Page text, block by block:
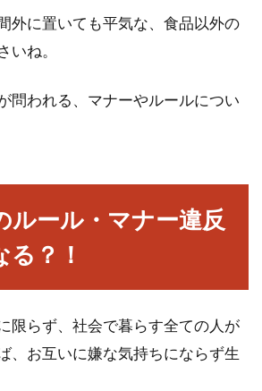
防音効果がある？！
プは販売され...
家賃収入を確定申告していないなら
不動産を人に貸して、家賃収入を得ている方
が、希に確定申告をしていないと耳にすること
外に置いても平気な、食品以外の
いね。
問われる、マナーやルールについ
ルール・マナー違反
？！
限らず、社会で暮らす全ての人が
、お互いに嫌な気持ちにならず生